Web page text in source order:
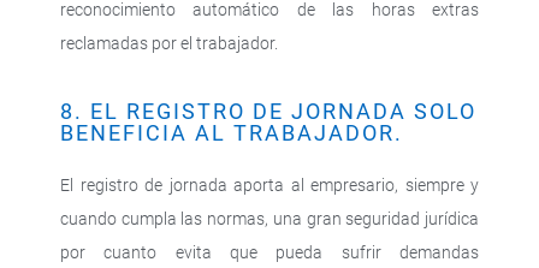
reconocimiento automático de las horas extras
reclamadas por el trabajador.
8. EL REGISTRO DE JORNADA SOLO
BENEFICIA AL TRABAJADOR.
El registro de jornada aporta al empresario, siempre y
cuando cumpla las normas, una gran seguridad jurídica
por cuanto evita que pueda sufrir demandas